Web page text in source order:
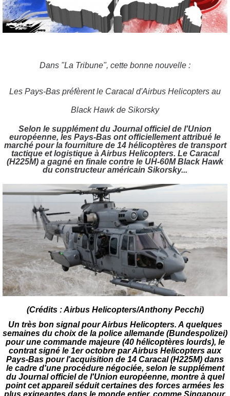
Dans "La Tribune", cette bonne nouvelle :
Les Pays-Bas préfèrent le Caracal d'Airbus Helicopters au
Black Hawk de Sikorsky
Selon le supplément du Journal officiel de l'Union
européenne, les Pays-Bas ont officiellement attribué le
marché pour la fourniture de 14 hélicoptères de transport
tactique et logistique à Airbus Helicopters. Le Caracal
(H225M) a gagné en finale contre le UH-60M Black Hawk
du constructeur américain Sikorsky...
(Crédits : Airbus Helicopters/Anthony Pecchi)
Un très bon signal pour Airbus Helicopters. A quelques
semaines du choix de la police allemande (Bundespolizei)
pour une commande majeure (40 hélicoptères lourds), le
contrat signé le 1er octobre par Airbus Helicopters aux
Pays-Bas pour l'acquisition de 14 Caracal (H225M) dans
le cadre d'une procédure négociée, selon le supplément
du Journal officiel de l'Union européenne, montre à quel
point cet appareil séduit certaines des forces armées les